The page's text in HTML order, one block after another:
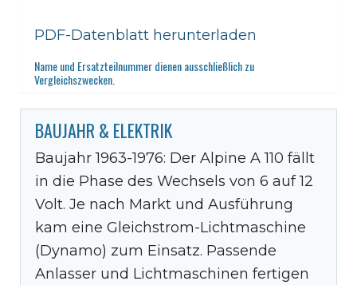
PDF-Datenblatt herunterladen
Name und Ersatzteilnummer dienen ausschließlich zu
Vergleichszwecken.
BAUJAHR & ELEKTRIK
Baujahr 1963-1976: Der Alpine A 110 fällt
in die Phase des Wechsels von 6 auf 12
Volt. Je nach Markt und Ausführung
kam eine Gleichstrom-Lichtmaschine
(Dynamo) zum Einsatz. Passende
Anlasser und Lichtmaschinen fertigen